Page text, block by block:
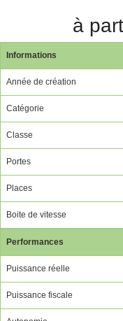
à
Informations
Année de création
Catégorie
Classe
Portes
Places
Boite de vitesse
Performances
Puissance réelle
Puissance fiscale